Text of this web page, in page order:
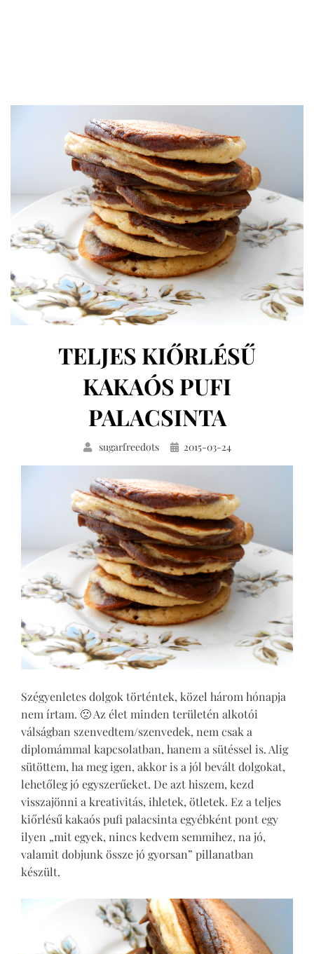
TELJES KIŐRLÉSŰ
KAKAÓS PUFI
PALACSINTA
sugarfreedots Közzétéve
2015-03-24
Szégyenletes dolgok történtek, közel három hónapja
nem írtam. 🙁 Az élet minden területén alkotói
válságban szenvedtem/szenvedek, nem csak a
diplomámmal kapcsolatban, hanem a sütéssel is. Alig
sütöttem, ha meg igen, akkor is a jól bevált dolgokat,
lehetőleg jó egyszerűeket. De azt hiszem, kezd
visszajönni a kreativitás, ihletek, ötletek. Ez a teljes
kiőrlésű kakaós pufi palacsinta egyébként pont egy
ilyen „mit egyek, nincs kedvem semmihez, na jó,
valamit dobjunk össze jó gyorsan” pillanatban
készült.